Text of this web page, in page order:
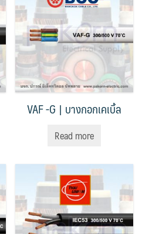
VAF -G | บางกอกเคเบิ้ล
Read more